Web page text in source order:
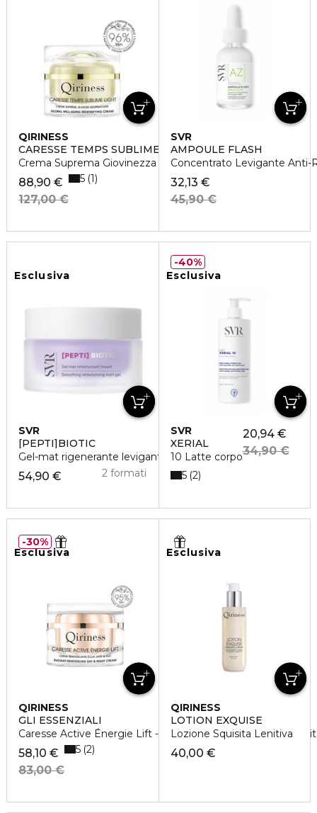
QIRINESS
CARESSE TEMPS SUBLIME LIGHT
Crema Suprema Giovinezza Ridensificante Versione Light
88,90 €
127,00 €
5 1
SVR
AMPOULE FLASH
Concentrato Levigante Anti-
32,13 €
45,90 €
Esclusiva
SVR
[PEPTI]BIOTIC
Gel-mat rigenerante levigante
54,90 € 2 formati
Esclusiva
SVR
XERIAL
10 Latte corpo
20,94 €
34,90 €
5 2
40%
Esclusiva
QIRINESS
GLI ESSENZIALI
Caresse Active Énergie Lift - Crema Rimodellante
58,10 €
83,00 €
5 2
30%
Esclusiva
QIRINESS
LOTION EXQUISE
Lozione Squisita Lenitiva
40,00 €